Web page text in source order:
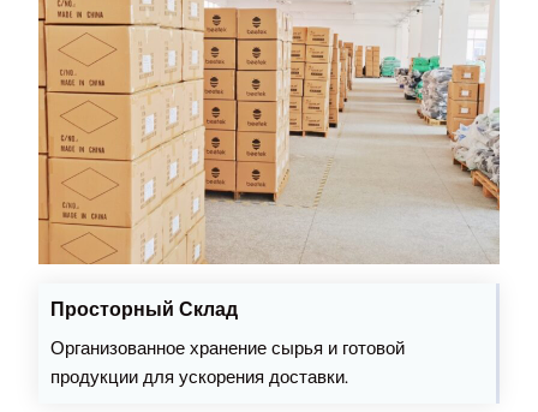
Просторный Склад
Организованное хранение сырья и готовой
продукции для ускорения доставки.